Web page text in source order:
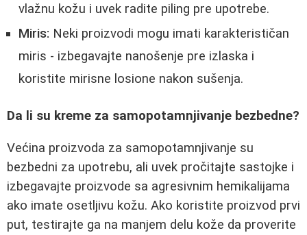
vlažnu kožu i uvek radite piling pre upotrebe.
Miris: Neki proizvodi mogu imati karakterističan
miris - izbegavajte nanošenje pre izlaska i
koristite mirisne losione nakon sušenja.
Da li su kreme za samopotamnjivanje bezbedne?
Većina proizvoda za samopotamnjivanje su
bezbedni za upotrebu, ali uvek pročitajte sastojke i
izbegavajte proizvode sa agresivnim hemikalijama
ako imate osetljivu kožu. Ako koristite proizvod prvi
put, testirajte ga na manjem delu kože da proverite